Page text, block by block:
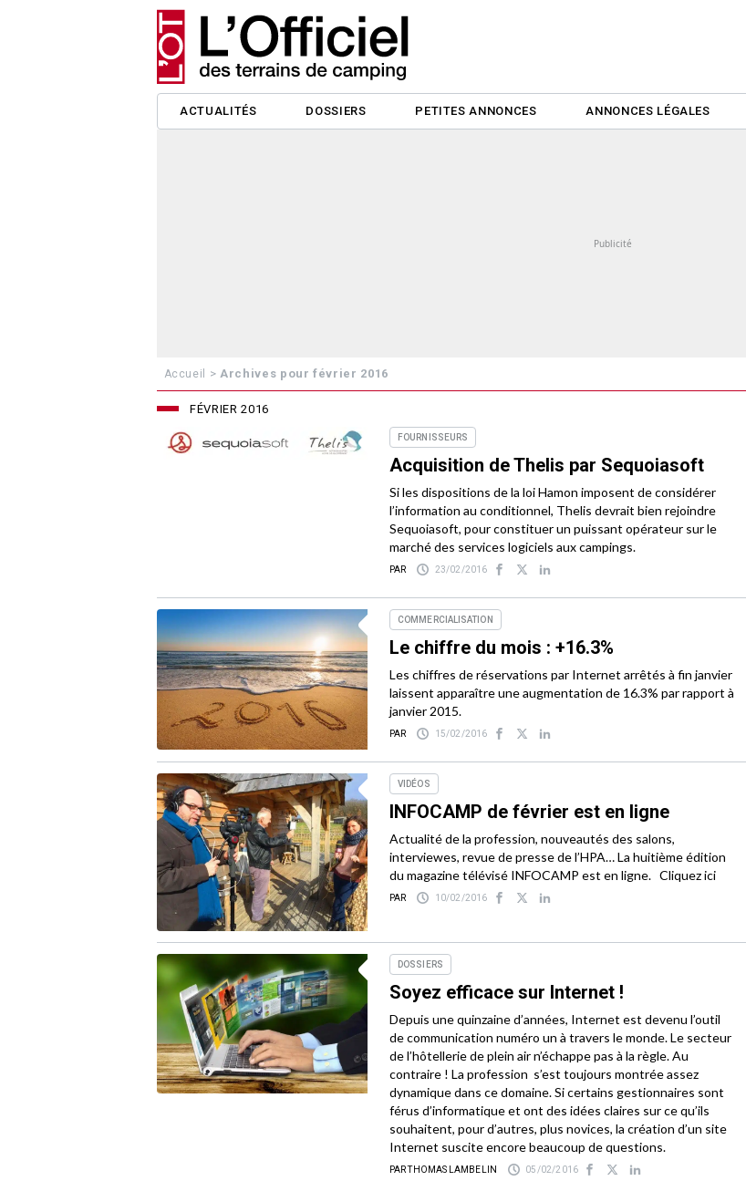
ACTUALITÉS DOSSIERS PETITES ANNONCES ANNONCES LÉGALES
Accueil > Archives pour février 2016
FÉVRIER 2016
FOURNISSEURS
Acquisition de Thelis par Sequoiasoft
Si les dispositions de la loi Hamon imposent de considérer
l’information au conditionnel, Thelis devrait bien rejoindre
Sequoiasoft, pour constituer un puissant opérateur sur le
marché des services logiciels aux campings.
PAR 23/02/2016
COMMERCIALISATION
Le chiffre du mois : +16.3%
Les chiffres de réservations par Internet arrêtés à fin janvier
laissent apparaître une augmentation de 16.3% par rapport à
janvier 2015.
PAR 15/02/2016
VIDÉOS
INFOCAMP de février est en ligne
Actualité de la profession, nouveautés des salons,
interviewes, revue de presse de l’HPA… La huitième édition
du magazine télévisé INFOCAMP est en ligne. Cliquez ici
PAR 10/02/2016
DOSSIERS
Soyez efficace sur Internet !
Depuis une quinzaine d’années, Internet est devenu l’outil
de communication numéro un à travers le monde. Le secteur
de l’hôtellerie de plein air n’échappe pas à la règle. Au
contraire ! La profession s’est toujours montrée assez
dynamique dans ce domaine. Si certains gestionnaires sont
férus d’informatique et ont des idées claires sur ce qu’ils
souhaitent, pour d’autres, plus novices, la création d’un site
Internet suscite encore beaucoup de questions.
PAR THOMAS LAMBELIN 05/02/2016